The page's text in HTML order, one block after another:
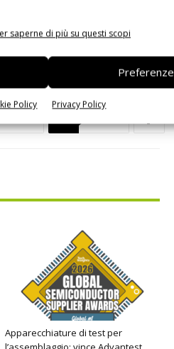
saperne di più su questi scopi
Preferenze
Policy Privacy Policy
Apparecchiature di test per